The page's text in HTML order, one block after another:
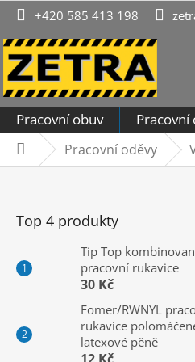
Přejít
na
obsah
+420 585 413 198
Pracovní obuv Pracovní
DomůPracovní oděvy
Top 4 produkty
Tip Top
pracovní rukavice
30 Kč
Fomer/RWNYL
rukavice
latexové pěně